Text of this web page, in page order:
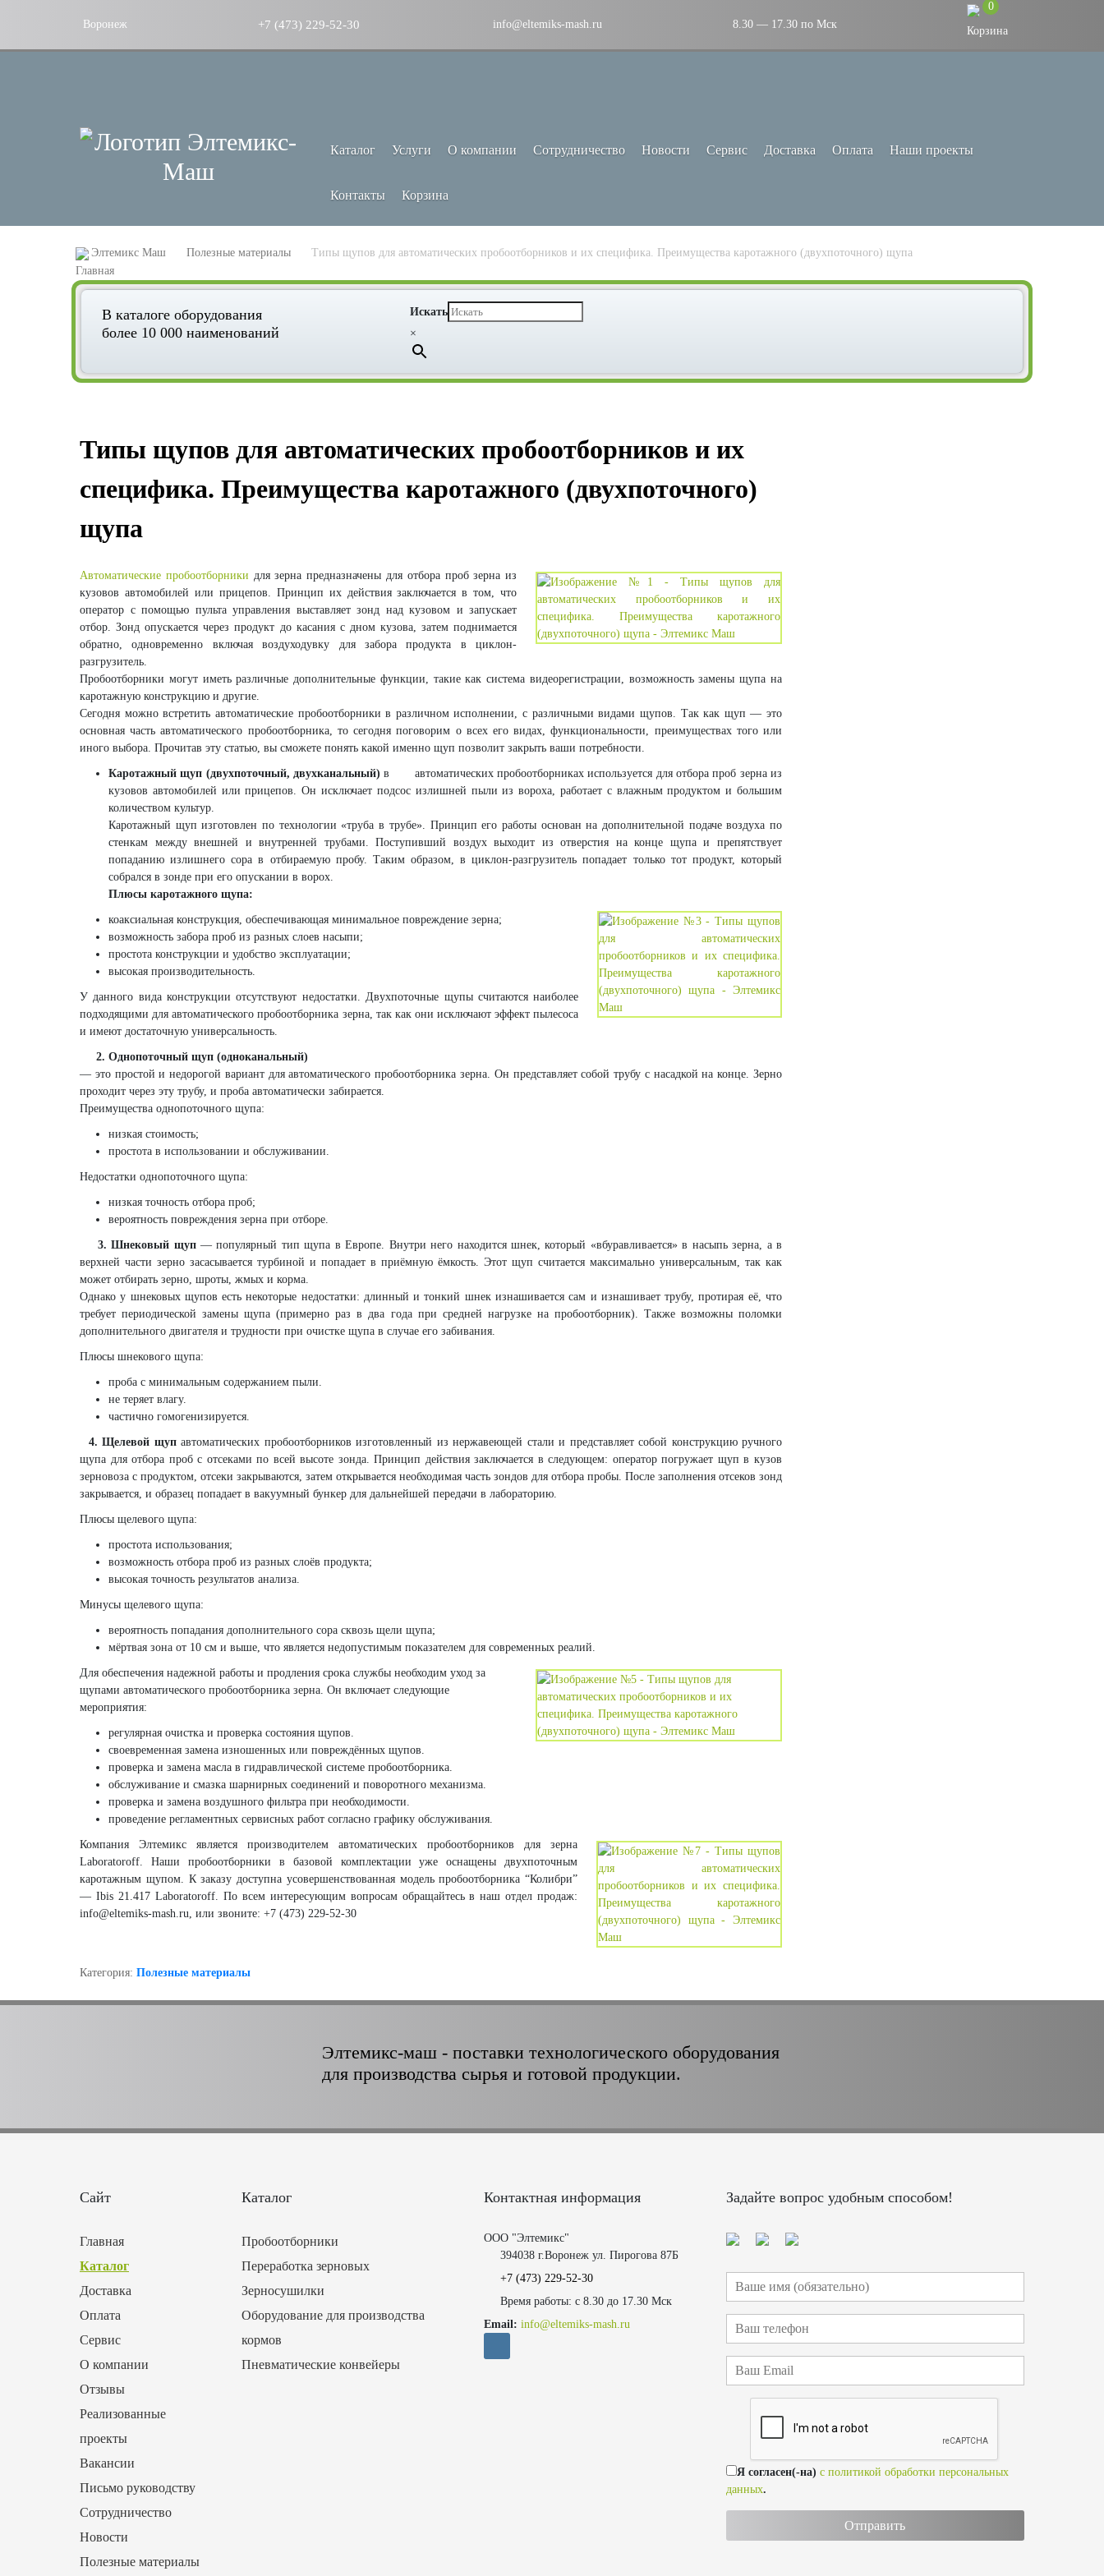
Воронеж +7 (473) 229-52-30 info@eltemiks-mash.ru 8.30 — 17.30 по Мск
0
Каталог Услуги О компании Сотрудничество Новости Сервис Доставка Оплата Наши проекты
Контакты Корзина
Элтемикс Маш Полезные материалы Типы щупов для автоматических пробоотборников и их специфика. Преимущества каротажного (двухпоточного) щупа
В каталоге оборудования
более 10 000 наименований
Искать
×
Типы щупов для автоматических пробоотборников и их
специфика. Преимущества каротажного (двухпоточного)
щупа
Автоматические пробоотборники для зерна предназначены для отбора пробзерна из
кузовов автомобилей или прицепов. Принцип их действия заключается в том, что
оператор с помощью пульта управления выставляет зонд над кузовом и запускает
отбор. Зонд опускается через продукт до касания с дном кузова, затем поднимается
обратно, одновременно включая воздуходувку для забора продукта в циклон-
разгрузитель.
Пробоотборники могут иметь различные дополнительные функции, такие как система видеорегистрации, возможность замены щупа на
каротажную конструкцию и другие.
Сегодня можно встретить автоматические пробоотборники в различном исполнении, с различными видами щупов. Так как щуп — это
основная часть автоматического пробоотборника, то сегодня поговорим о всех его видах, функциональности, преимуществах того или
иного выбора. Прочитав эту статью, вы сможете понять какой именно щуп позволит закрыть ваши потребности.
Каротажный щуп (двухпоточный, двухканальный) в автоматических пробоотборниках используется для отбора проб зерна из
кузовов автомобилей или прицепов. Он исключает подсос излишней пыли из вороха, работает с влажным продуктом и большим
количеством культур.
Каротажный щуп изготовлен по технологии «труба в трубе». Принцип его работы основан на дополнительной подаче воздуха по
стенкам между внешней и внутренней трубами. Поступивший воздух выходит из отверстия на конце щупа и препятствует
попаданию излишнего сора в отбираемую пробу. Таким образом, в циклон-разгрузитель попадает только тот продукт, который
собрался в зонде при его опускании в ворох.
Плюсы каротажного щупа:
коаксиальная конструкция, обеспечивающая минимальное повреждение зерна;
возможность забора проб из разных слоев насыпи;
простота конструкции и удобство эксплуатации;
высокая производительность.
У данного вида конструкции отсутствуют недостатки. Двухпоточные щупы считаются наиболее
подходящими для автоматического пробоотборника зерна, так как они исключают эффект пылесоса
и имеют достаточную универсальность.
2. Однопоточный щуп (одноканальный)
— это простой и недорогой вариант для автоматического пробоотборника зерна. Он представляет собой трубу с насадкой на конце. Зерно
проходит через эту трубу, и проба автоматически забирается.
Преимущества однопоточного щупа:
низкая стоимость;
простота в использовании и обслуживании.
Недостатки однопоточного щупа:
низкая точность отбора проб;
вероятность повреждения зерна при отборе.
3. Шнековый щуп— популярный тип щупа в Европе. Внутри него находится шнек, который «вбуравливается» в насыпь зерна, а в
верхней части зерно засасывается турбиной и попадает в приёмную ёмкость. Этот щуп считается максимально универсальным, так как
может отбирать зерно, шроты, жмых и корма.
Однако у шнековых щупов есть некоторые недостатки: длинный и тонкий шнек изнашивается сам и изнашивает трубу, протирая её, что
требует периодической замены щупа (примерно раз в два года при средней нагрузке на пробоотборник). Также возможны поломки
дополнительного двигателя и трудности при очистке щупа в случае его забивания.
Плюсы шнекового щупа:
проба с минимальным содержанием пыли.
не теряет влагу.
частично гомогенизируется.
4. Щелевой щупавтоматических пробоотборников изготовленный из нержавеющей стали и представляет собой конструкцию ручного
щупа для отбора проб с отсеками по всей высоте зонда. Принцип действия заключается в следующем: оператор погружает щуп в кузов
зерновоза с продуктом, отсеки закрываются, затем открывается необходимая часть зондов для отбора пробы. После заполнения отсеков зонд
закрывается, и образец попадает в вакуумный бункер для дальнейшей передачи в лабораторию.
Плюсы щелевого щупа:
простота использования;
возможность отбора проб из разных слоёв продукта;
высокая точность результатов анализа.
Минусы щелевого щупа:
вероятность попадания дополнительного сора сквозь щели щупа;
мёртвая зона от 10 см и выше, что является недопустимым показателем для современных реалий.
Для обеспечения надежной работы и продления срока службы необходим уход за
щупами автоматического пробоотборника зерна. Он включает следующие
мероприятия:
регулярная очистка и проверка состояния щупов.
своевременная замена изношенных или повреждённых щупов.
проверка и замена масла в гидравлической системе пробоотборника.
обслуживание и смазка шарнирных соединений и поворотного механизма.
проверка и замена воздушного фильтра при необходимости.
проведение регламентных сервисных работ согласно графику обслуживания.
Компания Элтемикс является производителем автоматических пробоотборников для зерна
Laboratoroff. Наши пробоотборники в базовой комплектации уже оснащены двухпоточным
каротажным щупом. К заказу доступна усовершенствованная модель пробоотборника “Колибри”
— Ibis 21.417 Laboratoroff. По всем интересующим вопросам обращайтесь в наш отдел продаж:
info@eltemiks-mash.ru, или звоните: +7 (473) 229-52-30
Категория: Полезные материалы
Элтемикс-маш - поставки технологического оборудования
для производства сырья и готовой продукции.
Сайт
Главная
Каталог
Доставка
Оплата
Сервис
О компании
Отзывы
Реализованные
проекты
Вакансии
Письмо руководству
Сотрудничество
Новости
Полезные материалы
Каталог
Пробоотборники
Переработка зерновых
Зерносушилки
Оборудование для производства
кормов
Пневматические конвейеры
Контактная информация
ООО "Элтемикс"
394038 г.Воронеж ул. Пирогова 87Б
+7 (473) 229-52-30
Время работы: с 8.30 до 17.30 Мск
Email: info@eltemiks-mash.ru
Задайте вопрос удобным способом!
Я согласен(-на) с политикой обработки персональных
данных.